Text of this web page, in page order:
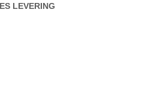
LEVERING